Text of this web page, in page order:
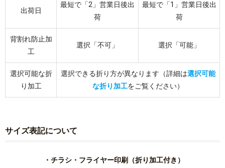
出荷日
最短で「2」営業日後出
荷
最短で「1」営業日後出
荷
背割れ防止加
工
選択「不可」 選択「可能」
選択可能な折
り加工
選択できる折り方が異なります（詳細は選択可能
な折り加工をご覧ください）
サイズ表記について
・チラシ・フライヤー印刷（折り加工付き）